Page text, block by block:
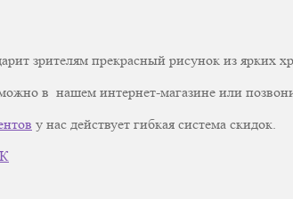
зрителям прекрасный рисунок из ярких
в нашем интернет-магазине или
у нас действует гибкая система скидок.